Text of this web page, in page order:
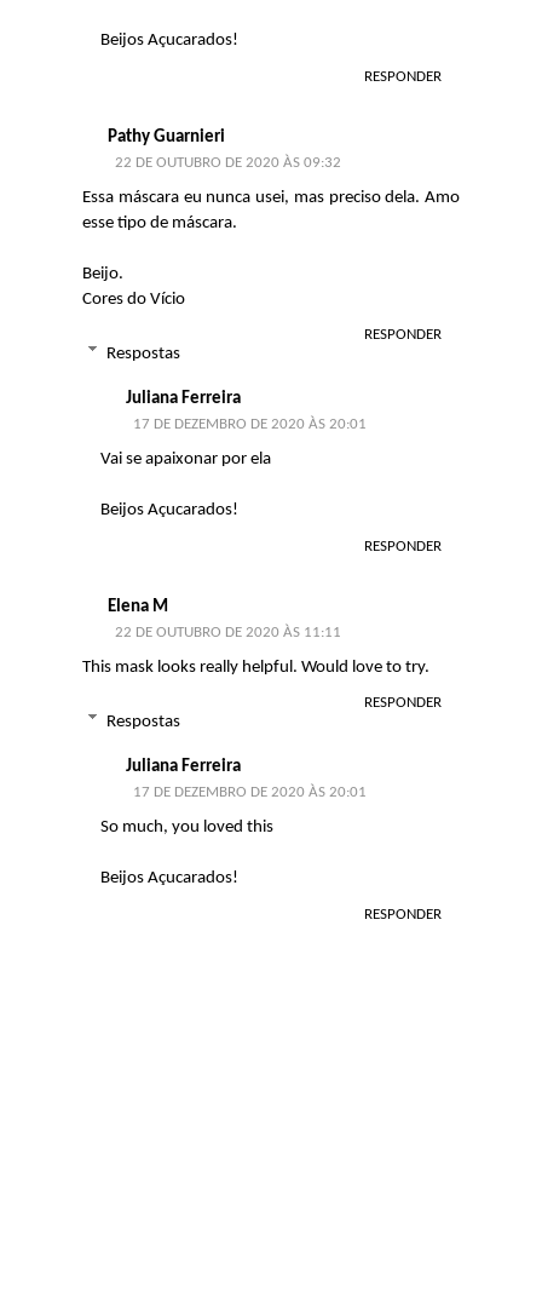
Beijos Açucarados!
RESPONDER
Pathy Guarnieri
22 DE OUTUBRO DE 2020 ÀS 09:32
Essa máscara eu nunca usei, mas preciso dela. Amo
esse tipo de máscara.
Beijo.
Cores do Vício
RESPONDER
Respostas
Juliana Ferreira
17 DE DEZEMBRO DE 2020 ÀS 20:01
Vai se apaixonar por ela
Beijos Açucarados!
RESPONDER
Elena M
22 DE OUTUBRO DE 2020 ÀS 11:11
This mask looks really helpful. Would love to try.
RESPONDER
Respostas
Juliana Ferreira
17 DE DEZEMBRO DE 2020 ÀS 20:01
So much, you loved this
Beijos Açucarados!
RESPONDER